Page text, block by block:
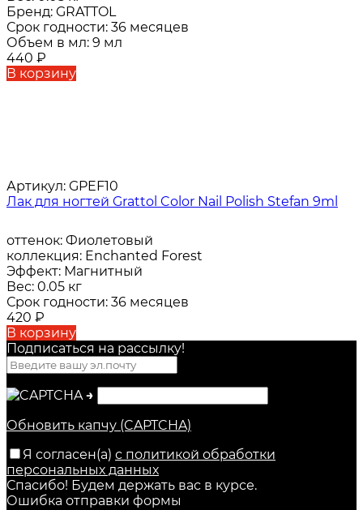
Бренд: GRATTOL
Срок годности: 36 месяцев
Объем в мл: 9 мл
440 ₽
В корзину
Артикул: GPEF10
Лак для ногтей Grattol Color Nail Polish Stefan 9ml
оттенок: Фиолетовый
коллекция: Enchanted Forest
Эффект: Магнитный
Вес: 0.05 кг
Срок годности: 36 месяцев
420 ₽
В корзину
Подписаться на рассылкy!
→
Обновить капчу (CAPTCHA)
Я согласен(a) с политикой обработки
персональных данных
Спасибо! Будем держать вас в курсе.
Ошибка отправки формы